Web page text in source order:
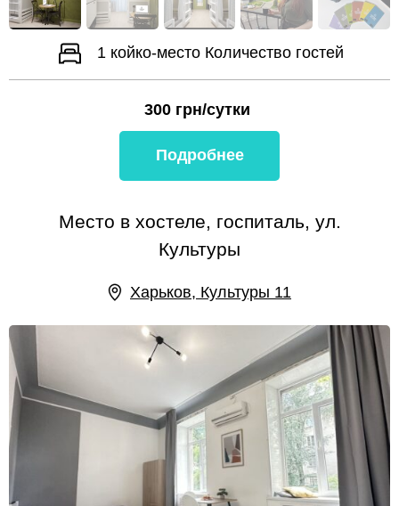
1 койко-место Количество гостей
300 грн/сутки
Подробнее
Место в хостеле, госпиталь, ул.
Культуры
Харьков, Культуры 11